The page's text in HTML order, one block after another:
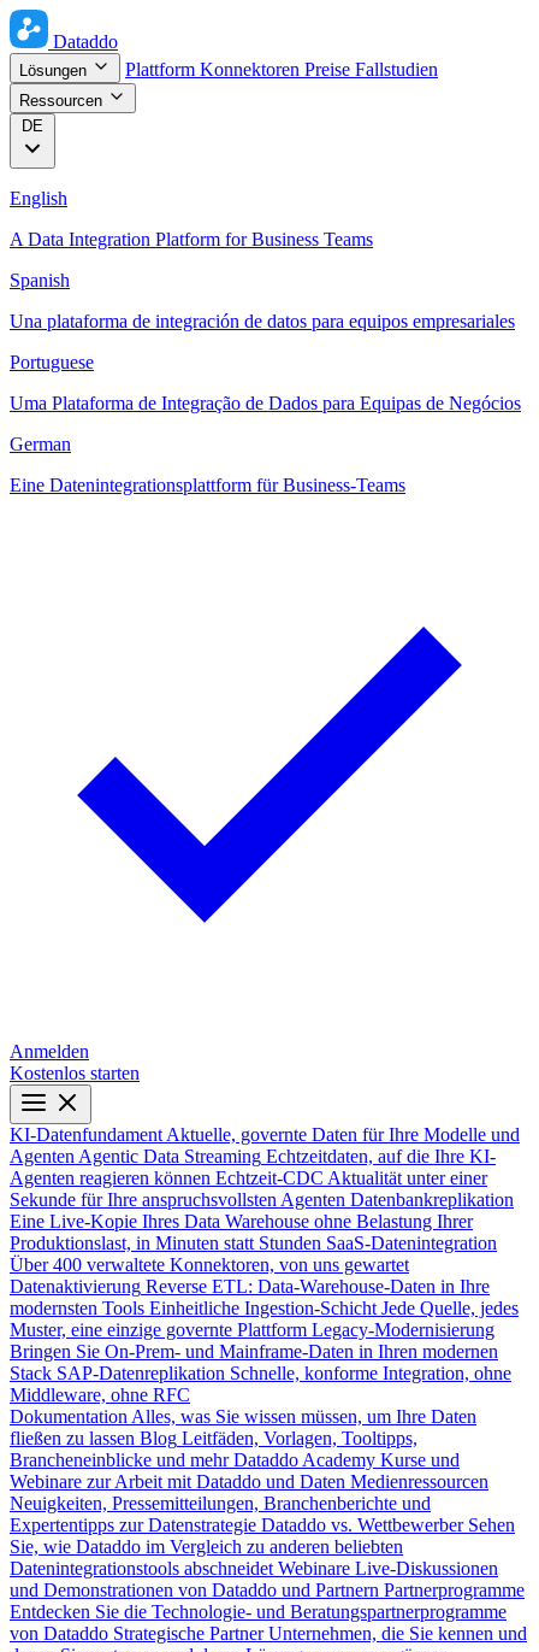
Dataddo
Lösungen Plattform Konnektoren Preise Fallstudien
Ressourcen
DE
English
A Data Integration Platform for Business Teams
Spanish
Una plataforma de integración de datos para equipos empresariales
Portuguese
Uma Plataforma de Integração de Dados para Equipas de Negócios
German
Eine Datenintegrationsplattform für Business-Teams
Anmelden
Kostenlos starten
KI-Datenfundament Aktuelle, governte Daten für Ihre Modelle und
Agenten Agentic Data Streaming Echtzeitdaten, auf die Ihre KI-
Agenten reagieren können Echtzeit-CDC Aktualität unter einer
Sekunde für Ihre anspruchsvollsten Agenten Datenbankreplikation
Eine Live-Kopie Ihres Data Warehouse ohne Belastung Ihrer
Produktionslast, in Minuten statt Stunden SaaS-Datenintegration
Über 400 verwaltete Konnektoren, von uns gewartet
Datenaktivierung Reverse ETL: Data-Warehouse-Daten in Ihre
modernsten Tools Einheitliche Ingestion-Schicht Jede Quelle, jedes
Muster, eine einzige governte Plattform Legacy-Modernisierung
Bringen Sie On-Prem- und Mainframe-Daten in Ihren modernen
Stack SAP-Datenreplikation Schnelle, konforme Integration, ohne
Middleware, ohne RFC
Dokumentation Alles, was Sie wissen müssen, um Ihre Daten
fließen zu lassen Blog Leitfäden, Vorlagen, Tooltipps,
Brancheneinblicke und mehr Dataddo Academy Kurse und
Webinare zur Arbeit mit Dataddo und Daten Medienressourcen
Neuigkeiten, Pressemitteilungen, Branchenberichte und
Expertentipps zur Datenstrategie Dataddo vs. Wettbewerber Sehen
Sie, wie Dataddo im Vergleich zu anderen beliebten
Datenintegrationstools abschneidet Webinare Live-Diskussionen
und Demonstrationen von Dataddo und Partnern Partnerprogramme
Entdecken Sie die Technologie- und Beratungspartnerprogramme
von Dataddo Strategische Partner Unternehmen, die Sie kennen und